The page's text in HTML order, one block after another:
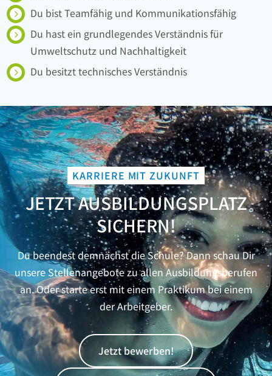
Du bist Teamfähig und Kommunikationsfähig
Du hast ein grundlegendes Verständnis für
Umweltschutz und Nachhaltigkeit
Du besitzt technisches Verständnis
KARRIERE MIT ZUKUNFT
JETZT AUSBILDUNGSPLATZ
SICHERN!
Du beendest demnächst die Schule? Dann schau Dir
unsere Stellenangebote zu allen Ausbildungsberufen
an. Oder starte erst mit einem Praktikum bei einem
der Arbeitgeber.
Jetzt bewerben!